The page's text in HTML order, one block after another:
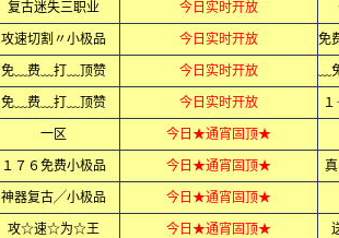
复古迷失三职业 今日实时开放
攻速切割〃小极品 今日实时开放
免﹏费﹏打﹏顶赞 今日实时开放
免﹏费﹏打﹏顶赞 今日实时开放
一区 今日★通宵固顶★
１７６免费小极品 今日★通宵固顶★
神器复古╱小极品 今日★通宵固顶★
攻☆速☆为☆王 今日★通宵固顶★